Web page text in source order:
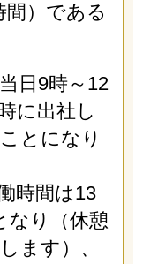
間）である
日9時～12
に出社し
とになり
時間は13
なり（休憩
ます）、